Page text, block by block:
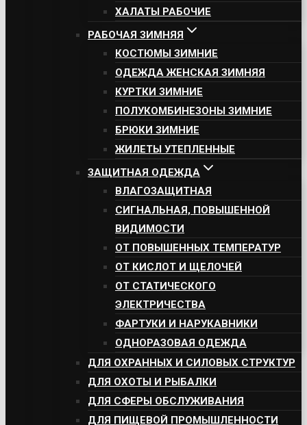
ХАЛАТЫ РАБОЧИЕ
РАБОЧАЯ ЗИМНЯЯ
КОСТЮМЫ ЗИМНИЕ
ОДЕЖДА ЖЕНСКАЯ ЗИМНЯЯ
КУРТКИ ЗИМНИЕ
ПОЛУКОМБИНЕЗОНЫ ЗИМНИЕ
БРЮКИ ЗИМНИЕ
ЖИЛЕТЫ УТЕПЛЕННЫЕ
ЗАЩИТНАЯ ОДЕЖДА
ВЛАГОЗАЩИТНАЯ
СИГНАЛЬНАЯ, ПОВЫШЕННОЙ
ВИДИМОСТИ
ОТ ПОВЫШЕННЫХ ТЕМПЕРАТУР
ОТ КИСЛОТ И ЩЕЛОЧЕЙ
ОТ СТАТИЧЕСКОГО
ЭЛЕКТРИЧЕСТВА
ФАРТУКИ И НАРУКАВНИКИ
ОДНОРАЗОВАЯ ОДЕЖДА
ДЛЯ ОХРАННЫХ И СИЛОВЫХ СТРУКТУР
ДЛЯ ОХОТЫ И РЫБАЛКИ
ДЛЯ СФЕРЫ ОБСЛУЖИВАНИЯ
ДЛЯ ПИЩЕВОЙ ПРОМЫШЛЕННОСТИ